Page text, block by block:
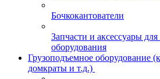
Бочкокантователи
Запчасти и аксессуары для
оборудования
Грузоподъемное оборудование
домкраты и т.д.)